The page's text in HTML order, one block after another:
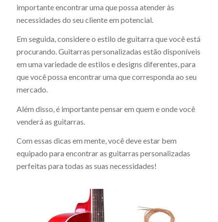
importante encontrar uma que possa atender às
necessidades do seu cliente em potencial.
Em seguida, considere o estilo de guitarra que você está
procurando. Guitarras personalizadas estão disponíveis
em uma variedade de estilos e designs diferentes, para
que você possa encontrar uma que corresponda ao seu
mercado.
Além disso, é importante pensar em quem e onde você
venderá as guitarras.
Com essas dicas em mente, você deve estar bem
equipado para encontrar as guitarras personalizadas
perfeitas para todas as suas necessidades!